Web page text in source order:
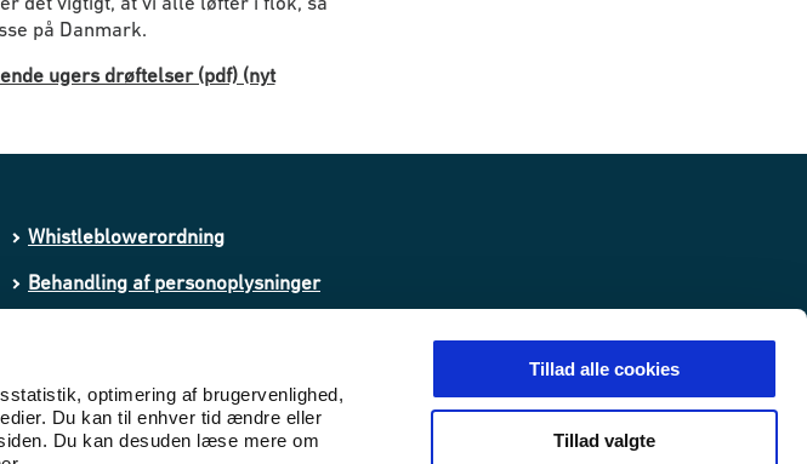
optimering af brugervenlighed,
Du kan til enhver tid ændre eller
Du kan desuden læse mere om
Tillad alle cookies
Tillad valgte
på Danmark.
ugers drøftelser (pdf) (nyt
Whistleblowerordning
Behandling af personoplysninger
Tilgængelighedserklæring (WAS)